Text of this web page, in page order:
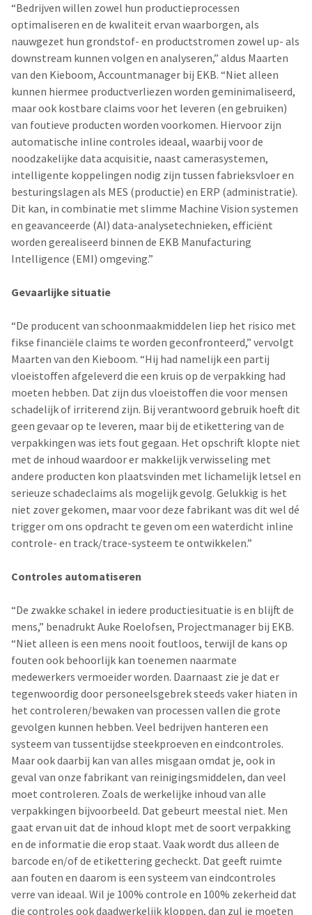
“Bedrijven willen zowel hun productieprocessen
optimaliseren en de kwaliteit ervan waarborgen, als
nauwgezet hun grondstof- en productstromen zowel up- als
downstream kunnen volgen en analyseren,” aldus Maarten
van den Kieboom, Accountmanager bij EKB. “Niet alleen
kunnen hiermee productverliezen worden geminimaliseerd,
maar ook kostbare claims voor het leveren (en gebruiken)
van foutieve producten worden voorkomen. Hiervoor zijn
automatische inline controles ideaal, waarbij voor de
noodzakelijke data acquisitie, naast camerasystemen,
intelligente koppelingen nodig zijn tussen fabrieksvloer en
besturingslagen als MES (productie) en ERP (administratie).
Dit kan, in combinatie met slimme Machine Vision systemen
en geavanceerde (AI) data-analysetechnieken, efficiënt
worden gerealiseerd binnen de EKB Manufacturing
Intelligence (EMI) omgeving.”
Gevaarlijke situatie
“De producent van schoonmaakmiddelen liep het risico met
fikse financiële claims te worden geconfronteerd,” vervolgt
Maarten van den Kieboom. “Hij had namelijk een partij
vloeistoffen afgeleverd die een kruis op de verpakking had
moeten hebben. Dat zijn dus vloeistoffen die voor mensen
schadelijk of irriterend zijn. Bij verantwoord gebruik hoeft dit
geen gevaar op te leveren, maar bij de etikettering van de
verpakkingen was iets fout gegaan. Het opschrift klopte niet
met de inhoud waardoor er makkelijk verwisseling met
andere producten kon plaatsvinden met lichamelijk letsel en
serieuze schadeclaims als mogelijk gevolg. Gelukkig is het
niet zover gekomen, maar voor deze fabrikant was dit wel dé
trigger om ons opdracht te geven om een waterdicht inline
controle- en track/trace-systeem te ontwikkelen.”
Controles automatiseren
“De zwakke schakel in iedere productiesituatie is en blijft de
mens,” benadrukt Auke Roelofsen, Projectmanager bij EKB.
“Niet alleen is een mens nooit foutloos, terwijl de kans op
fouten ook behoorlijk kan toenemen naarmate
medewerkers vermoeider worden. Daarnaast zie je dat er
tegenwoordig door personeelsgebrek steeds vaker hiaten in
het controleren/bewaken van processen vallen die grote
gevolgen kunnen hebben. Veel bedrijven hanteren een
systeem van tussentijdse steekproeven en eindcontroles.
Maar ook daarbij kan van alles misgaan omdat je, ook in
geval van onze fabrikant van reinigingsmiddelen, dan veel
moet controleren. Zoals de werkelijke inhoud van alle
verpakkingen bijvoorbeeld. Dat gebeurt meestal niet. Men
gaat ervan uit dat de inhoud klopt met de soort verpakking
en de informatie die erop staat. Vaak wordt dus alleen de
barcode en/of de etikettering gecheckt. Dat geeft ruimte
aan fouten en daarom is een systeem van eindcontroles
verre van ideaal. Wil je 100% controle en 100% zekerheid dat
die controles ook daadwerkelijk kloppen, dan zul je moeten